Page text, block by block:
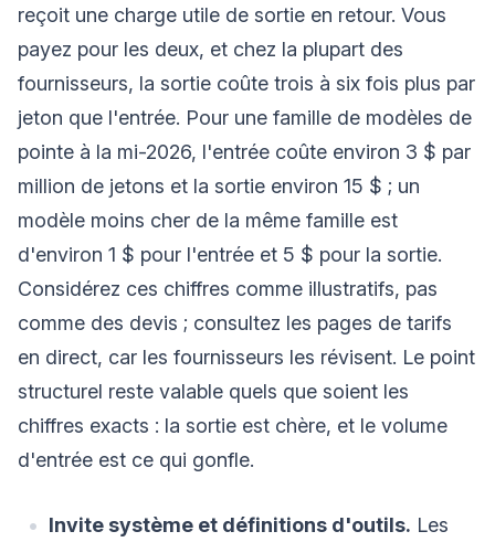
reçoit une charge utile de sortie en retour. Vous
payez pour les deux, et chez la plupart des
fournisseurs, la sortie coûte trois à six fois plus par
jeton que l'entrée. Pour une famille de modèles de
pointe à la mi-2026, l'entrée coûte environ 3 $ par
million de jetons et la sortie environ 15 $ ; un
modèle moins cher de la même famille est
d'environ 1 $ pour l'entrée et 5 $ pour la sortie.
Considérez ces chiffres comme illustratifs, pas
comme des devis ; consultez les pages de tarifs
en direct, car les fournisseurs les révisent. Le point
structurel reste valable quels que soient les
chiffres exacts : la sortie est chère, et le volume
d'entrée est ce qui gonfle.
Invite système et définitions d'outils. Les